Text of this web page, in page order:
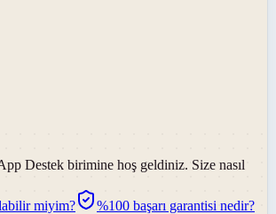
Destek birimine hoş geldiniz. Size nasıl
miyim?
%100 başarı garantisi nedir?